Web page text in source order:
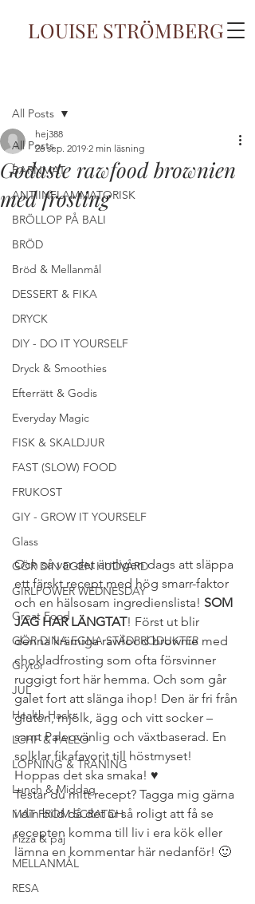
LOUISE STRÖMBERG
All Posts
BARNMAT
ANTIINFLAMMATORISK
BRÖLLOP PÅ BALI
BRÖD
Bröd & Mellanmål
DESSERT & FIKA
DRYCK
DIY - DO IT YOURSELF
Dryck & Smoothies
Efterrätt & Godis
Everyday Magic
FISK & SKALDJUR
FAST (SLOW) FOOD
FRUKOST
GIY - GROW IT YOURSELF
Glass
GÖR DIN EGEN HUDVÅRD
GIRLPOWER WEDNESDAY
Great Food
GÖR DINA EGNA STÄDPRODUKTER
Grytor
JUL
Health Hacks
LCHF & PALEO
LÖPNING & TRÄNING
Lunch & Middag
MAT FROM SCRATCH
Pizza & paj
MELLANMÅL
RESA
All Posts
Godaste rawfood brownien
med frosting
hej388
26 sep. 2019 2 min läsning
Och så var det äntligen dags att släppa
ett färskt recept med hög smarr-faktor
och en hälsosam ingredienslista! SOM
JAG HAR LÄNGTAT! Först ut blir
denna krämiga rawfood brownie med
chokladfrosting som ofta försvinner
ruggigt fort här hemma. Och som går
galet fort att slänga ihop! Den är fri från
gluten, mjölk, ägg och vitt socker –
samt Paleovänlig och växtbaserad. En
solklar fikafavorit till höstmyset!
Hoppas det ska smaka! ♥
Testar du mitt recept? Tagga mig gärna
i din bild då det är så roligt att få se
recepten komma till liv i era kök eller
lämna en kommentar här nedanför! 🙂